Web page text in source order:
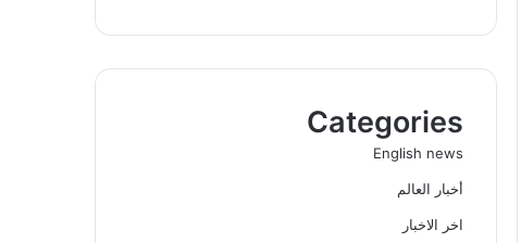
Categories
English news
أخبار العالم
اخر الاخبار